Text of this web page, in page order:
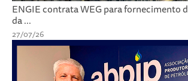
ENGIE contrata WEG para fornecimento
da ...
27/07/26